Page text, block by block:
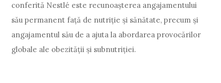
conferită Nestlé este recunoașterea angajamentului
său permanent față de nutriție și sănătate, precum și
angajamentul său de a ajuta la abordarea provocărilor
globale ale obezității și subnutriției.